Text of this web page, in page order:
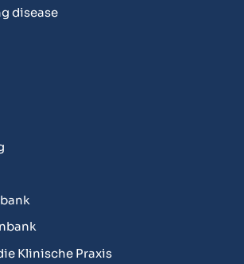
disease
Klinische Praxis